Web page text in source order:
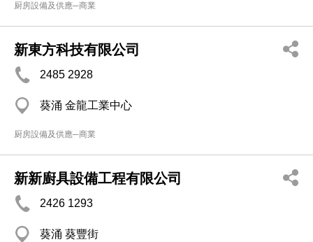
厨房設備及供應─商業
新東方科技有限公司
2485 2928
葵涌 金龍工業中心
厨房設備及供應─商業
新新廚具設備工程有限公司
2426 1293
葵涌 葵豐街